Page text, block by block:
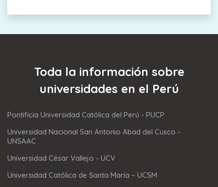
Toda la información sobre
universidades en el Perú
Pontificia Universidad Católica del Perú - PUCP
Universidad Nacional San Antonio Abad del Cusco -
UNSAAC
Universidad César Vallejo - UCV
Universidad Católica de Santa María – UCSM